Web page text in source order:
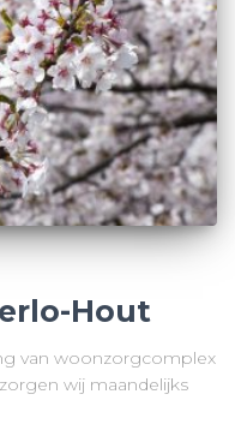
Hout
van woonzorgcomplex
wij maandelijks